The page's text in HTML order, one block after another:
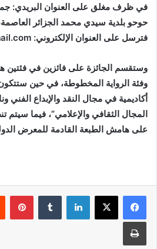
حوحو بلدية سيدي محمد الجزائر العاصمة،
فترسل على العنوان الإلكتروني:
وستقسم الجائزة على فائزين في فئتين
وفئة الرواية المخطوطة، في حين
أكاديمية في مجال النقد والإبداع
المجال الثقافي والإعلامي”، فيما سيتم
على هامش الطبعة القادمة للمعرض
لينكدإن
طباعة